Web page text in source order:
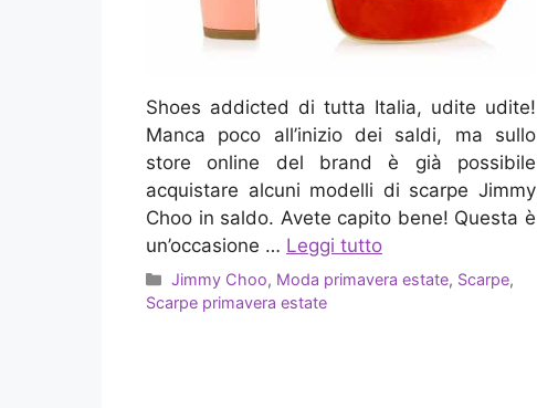
Shoes addicted di tutta Italia, udite udite!
Manca poco all’inizio dei saldi, ma sullo
store online del brand è già possibile
acquistare alcuni modelli di scarpe Jimmy
Choo in saldo. Avete capito bene! Questa è
un’occasione … Leggi tutto
Categorie
Jimmy Choo, Moda primavera estate, Scarpe,
Scarpe primavera estate